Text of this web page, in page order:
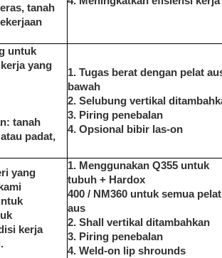
tanah
untuk
yang
tanah
padat,
1. Tugas berat dengan pelat
bawah
2. Selubung vertikal
3. Piring penebalan
4. Opsional bibir las-on
yang
kerja
1. Menggunakan Q355 untuk
tubuh + Hardox
400 / NM360 untuk semua pelat
aus
2. Shall vertikal ditambahkan
3. Piring penebalan
4. Weld-on lip shrounds